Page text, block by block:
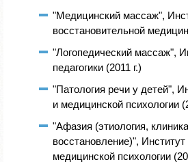
"Медицинский массаж",
восстановительной
"Логопедический массаж",
педагогики (2011 г.)
"Патология речи у детей",
и медицинской психологии
"Афазия (этиология,
восстановление)",
медицинской психологии